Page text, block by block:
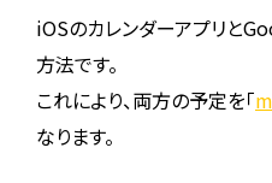
iOSのカレンダーアプリと
方法です。
これにより、両方の予定を「
なります。